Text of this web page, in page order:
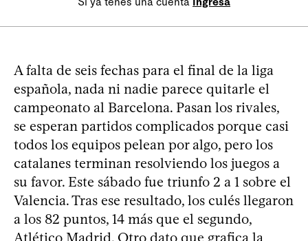
A falta de seis fechas para el final de la liga
española, nada ni nadie parece quitarle el
campeonato al Barcelona. Pasan los rivales,
se esperan partidos complicados porque casi
todos los equipos pelean por algo, pero los
catalanes terminan resolviendo los juegos a
su favor. Este sábado fue triunfo 2 a 1 sobre el
Valencia. Tras ese resultado, los culés llegaron
a los 82 puntos, 14 más que el segundo,
Atlético Madrid. Otro dato que grafica la